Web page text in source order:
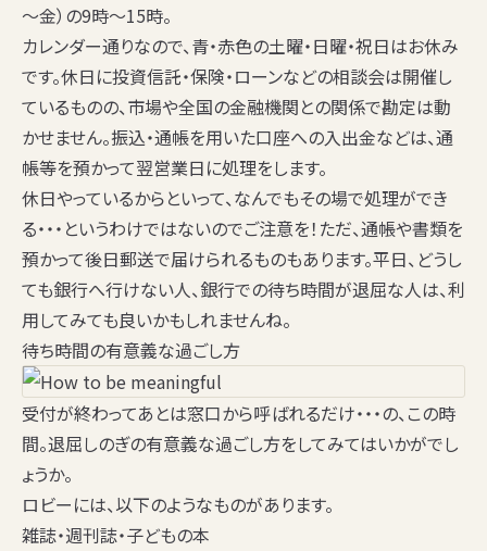
～金）の9時～15時。
カレンダー通りなので、青・赤色の土曜・日曜・祝日はお休み
です。休日に投資信託・保険・ローンなどの相談会は開催し
ているものの、市場や全国の金融機関との関係で勘定は動
かせません。振込・通帳を用いた口座への入出金などは、通
帳等を預かって翌営業日に処理をします。
休日やっているからといって、なんでもその場で処理ができ
る・・・というわけではないのでご注意を！ただ、通帳や書類を
預かって後日郵送で届けられるものもあります。平日、どうし
ても銀行へ行けない人、銀行での待ち時間が退屈な人は、利
用してみても良いかもしれませんね。
待ち時間の有意義な過ごし方
受付が終わってあとは窓口から呼ばれるだけ・・・の、この時
間。退屈しのぎの有意義な過ごし方をしてみてはいかがでし
ょうか。
ロビーには、以下のようなものがあります。
雑誌・週刊誌・子どもの本